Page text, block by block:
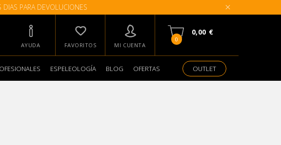
PARA DEVOLUCIONES
AYUDA FAVORITOS MI CUENTA
0
0,00 €
ESPELEOLOGÍA BLOG OFERTAS OUTLET